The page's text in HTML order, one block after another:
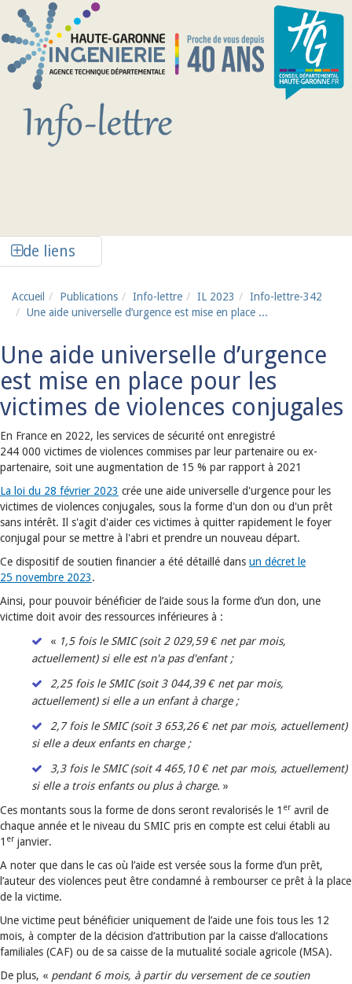
Aller au contenu principal
de liens
Accueil Publications Info-lettre IL 2023
Info-lettre-342
Une aide universelle d’urgence est mise en place ...
Une aide universelle d’urgence
est mise en place pour les
victimes de violences conjugales
En France en 2022, les services de sécurité ont enregistré
244 000 victimes de violences commises par leur partenaire ou ex-
partenaire, soit une augmentation de 15 % par rapport à 2021
La loi du 28 février 2023 crée une aide universelle d'urgence pour les
victimes de violences conjugales, sous la forme d'un don ou d'un prêt
sans intérêt. Il s'agit d'aider ces victimes à quitter rapidement le foyer
conjugal pour se mettre à l'abri et prendre un nouveau départ.
Ce dispositif de soutien financier a été détaillé dans un décret le
25 novembre 2023.
Ainsi, pour pouvoir bénéficier de l’aide sous la forme d’un don, une
victime doit avoir des ressources inférieures à :
« 1,5 fois le SMIC (soit 2 029,59 € net par mois,
actuellement) si elle est n'a pas d'enfant ;
2,25 fois le SMIC (soit 3 044,39 € net par mois,
actuellement) si elle a un enfant à charge ;
2,7 fois le SMIC (soit 3 653,26 € net par mois, actuellement)
si elle a deux enfants en charge ;
3,3 fois le SMIC (soit 4 465,10 € net par mois, actuellement)
si elle a trois enfants ou plus à charge. »
Ces montants sous la forme de dons seront revalorisés le 1 er avril de
chaque année et le niveau du SMIC pris en compte est celui établi au
1 er janvier.
A noter que dans le cas où l’aide est versée sous la forme d’un prêt,
l’auteur des violences peut être condamné à rembourser ce prêt à la place
de la victime.
Une victime peut bénéficier uniquement de l’aide une fois tous les 12
mois, à compter de la décision d’attribution par la caisse d’allocations
familiales (CAF) ou de sa caisse de la mutualité sociale agricole (MSA).
De plus, « pendant 6 mois, à partir du versement de ce soutien